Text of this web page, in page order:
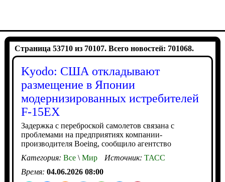
Страница 53710 из 70107. Всего новостей: 701068.
Kyodo: США откладывают
размещение в Японии
модернизированных истребителей
F-15EX
Задержка с переброской самолетов связана с
проблемами на предприятиях компании-
производителя Boeing, сообщило агентство
Категория: Все\Мир Источник: ТАСС
Время: 04.06.2026 08:00